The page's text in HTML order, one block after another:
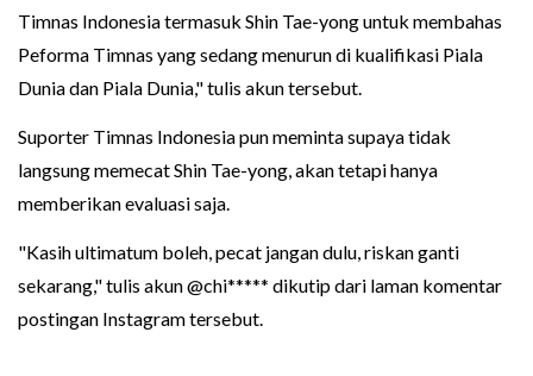
Timnas Indonesia termasuk Shin Tae-yong untuk membahas
Peforma Timnas yang sedang menurun di kualifikasi Piala
Dunia dan Piala Dunia," tulis akun tersebut.
Suporter Timnas Indonesia pun meminta supaya tidak
langsung memecat Shin Tae-yong, akan tetapi hanya
memberikan evaluasi saja.
"Kasih ultimatum boleh, pecat jangan dulu, riskan ganti
sekarang," tulis akun @chi***** dikutip dari laman komentar
postingan Instagram tersebut.